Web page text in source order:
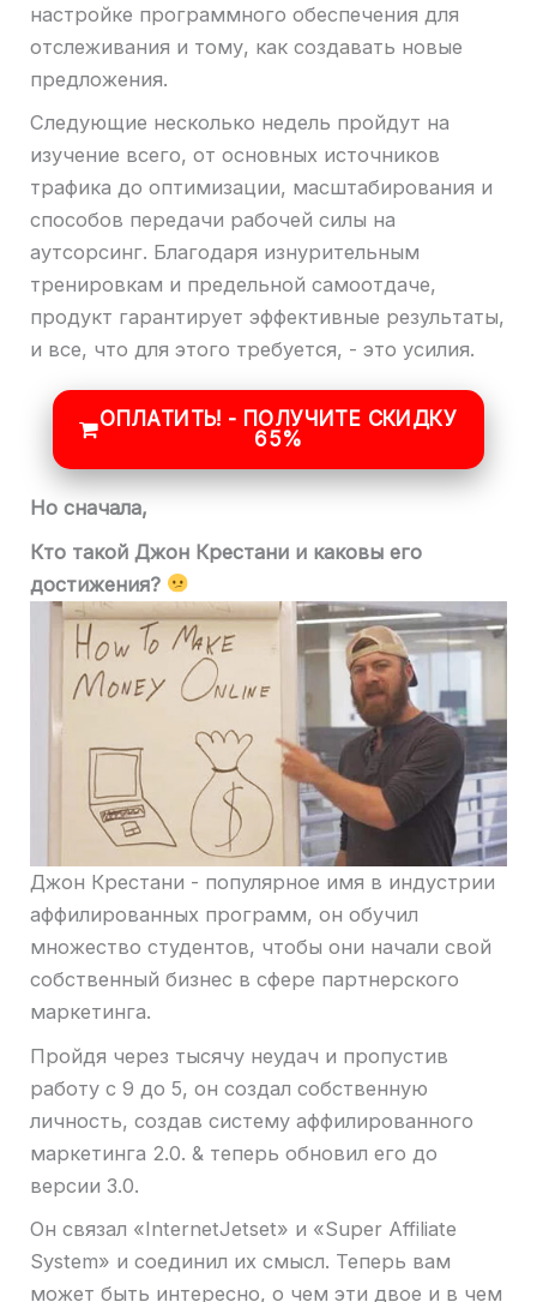
настройке программного обеспечения для
отслеживания и тому, как создавать новые
предложения.
Следующие несколько недель пройдут на
изучение всего, от основных источников
трафика до оптимизации, масштабирования и
способов передачи рабочей силы на
аутсорсинг. Благодаря изнурительным
тренировкам и предельной самоотдаче,
продукт гарантирует эффективные результаты,
и все, что для этого требуется, - это усилия.
ОПЛАТИТЬ! - ПОЛУЧИТЕ СКИДКУ
65%
Но сначала,
Кто такой Джон Крестани и каковы его
достижения?
Джон Крестани - популярное имя в индустрии
аффилированных программ, он обучил
множество студентов, чтобы они начали свой
собственный бизнес в сфере партнерского
маркетинга.
Пройдя через тысячу неудач и пропустив
работу с 9 до 5, он создал собственную
личность, создав систему аффилированного
маркетинга 2.0. & теперь обновил его до
версии 3.0.
Он связал «InternetJetset» и «Super Affiliate
System» и соединил их смысл. Теперь вам
может быть интересно, о чем эти двое и в чем